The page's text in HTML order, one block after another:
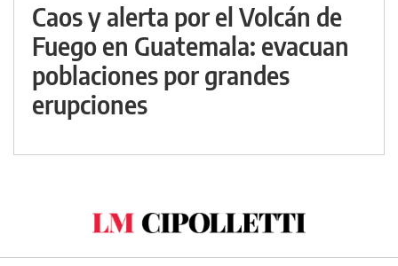
Caos y alerta por el Volcán de
Fuego en Guatemala: evacuan
poblaciones por grandes
erupciones